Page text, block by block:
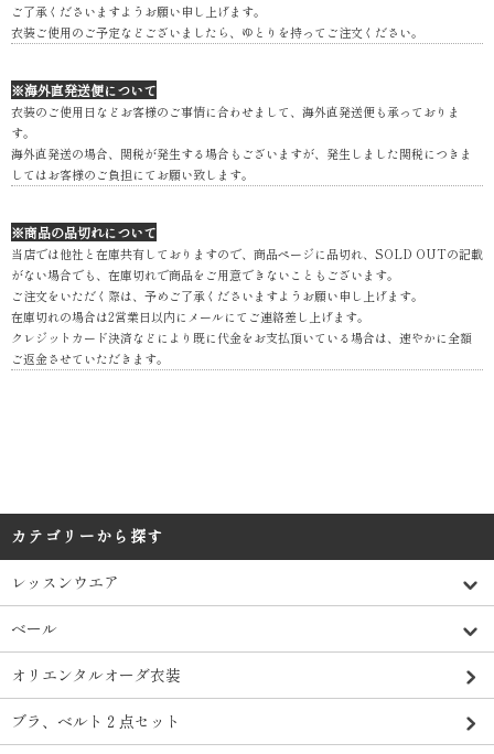
ご了承くださいますようお願い申し上げます。
衣装ご使用のご予定などございましたら、ゆとりを持ってご注文ください。
※海外直発送便について
衣装のご使用日などお客様のご事情に合わせまして、海外直発送便も承っておりま
す。
海外直発送の場合、関税が発生する場合もございますが、発生しました関税につきま
してはお客様のご負担にてお願い致します。
※商品の品切れについて
当店では他社と在庫共有しておりますので、商品ページに品切れ、SOLD OUTの記載
がない場合でも、在庫切れで商品をご用意できないこともございます。
ご注文をいただく際は、予めご了承くださいますようお願い申し上げます。
在庫切れの場合は2営業日以内にメールにてご連絡差し上げます。
クレジットカード決済などにより既に代金をお支払頂いている場合は、速やかに全額
ご返金させていただきます。
カテゴリーから探す
レッスンウエア
ベール
オリエンタルオーダ衣装
ブラ、ベルト２点セット